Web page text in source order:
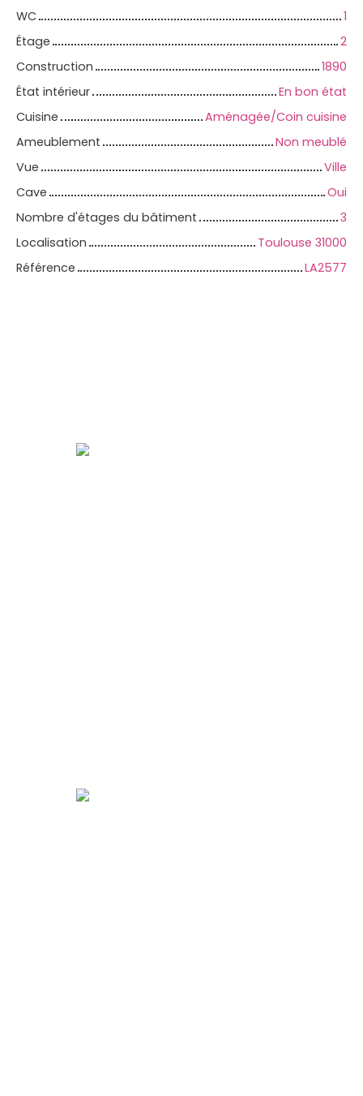
WC
1
Étage
2
Construction
1890
État intérieur
En bon état
Cuisine
Aménagée/Coin cuisine
Ameublement
Non meublé
Vue
Ville
Cave
Oui
Nombre d'étages du bâtiment
3
Localisation
Toulouse 31000
Référence
LA2577